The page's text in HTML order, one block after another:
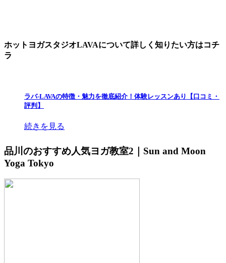
ホットヨガスタジオLAVAについて詳しく知りたい方はコチ
ラ
ラバ-LAVAの特徴・魅力を徹底紹介！体験レッスンあり【口コミ・
評判】
続きを見る
品川のおすすめ人気ヨガ教室2｜Sun and Moon
Yoga Tokyo